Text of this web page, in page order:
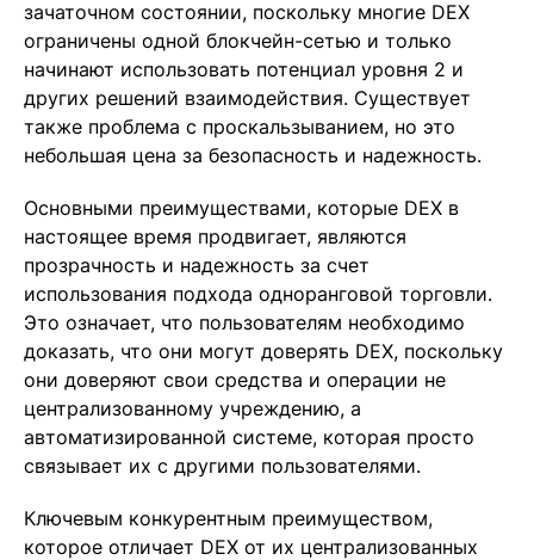
зачаточном состоянии, поскольку многие DEX
ограничены одной блокчейн-сетью и только
начинают использовать потенциал уровня 2 и
других решений взаимодействия. Существует
также проблема с проскальзыванием, но это
небольшая цена за безопасность и надежность.
Основными преимуществами, которые DEX в
настоящее время продвигает, являются
прозрачность и надежность за счет
использования подхода одноранговой торговли.
Это означает, что пользователям необходимо
доказать, что они могут доверять DEX, поскольку
они доверяют свои средства и операции не
централизованному учреждению, а
автоматизированной системе, которая просто
связывает их с другими пользователями.
Ключевым конкурентным преимуществом,
которое отличает DEX от их централизованных